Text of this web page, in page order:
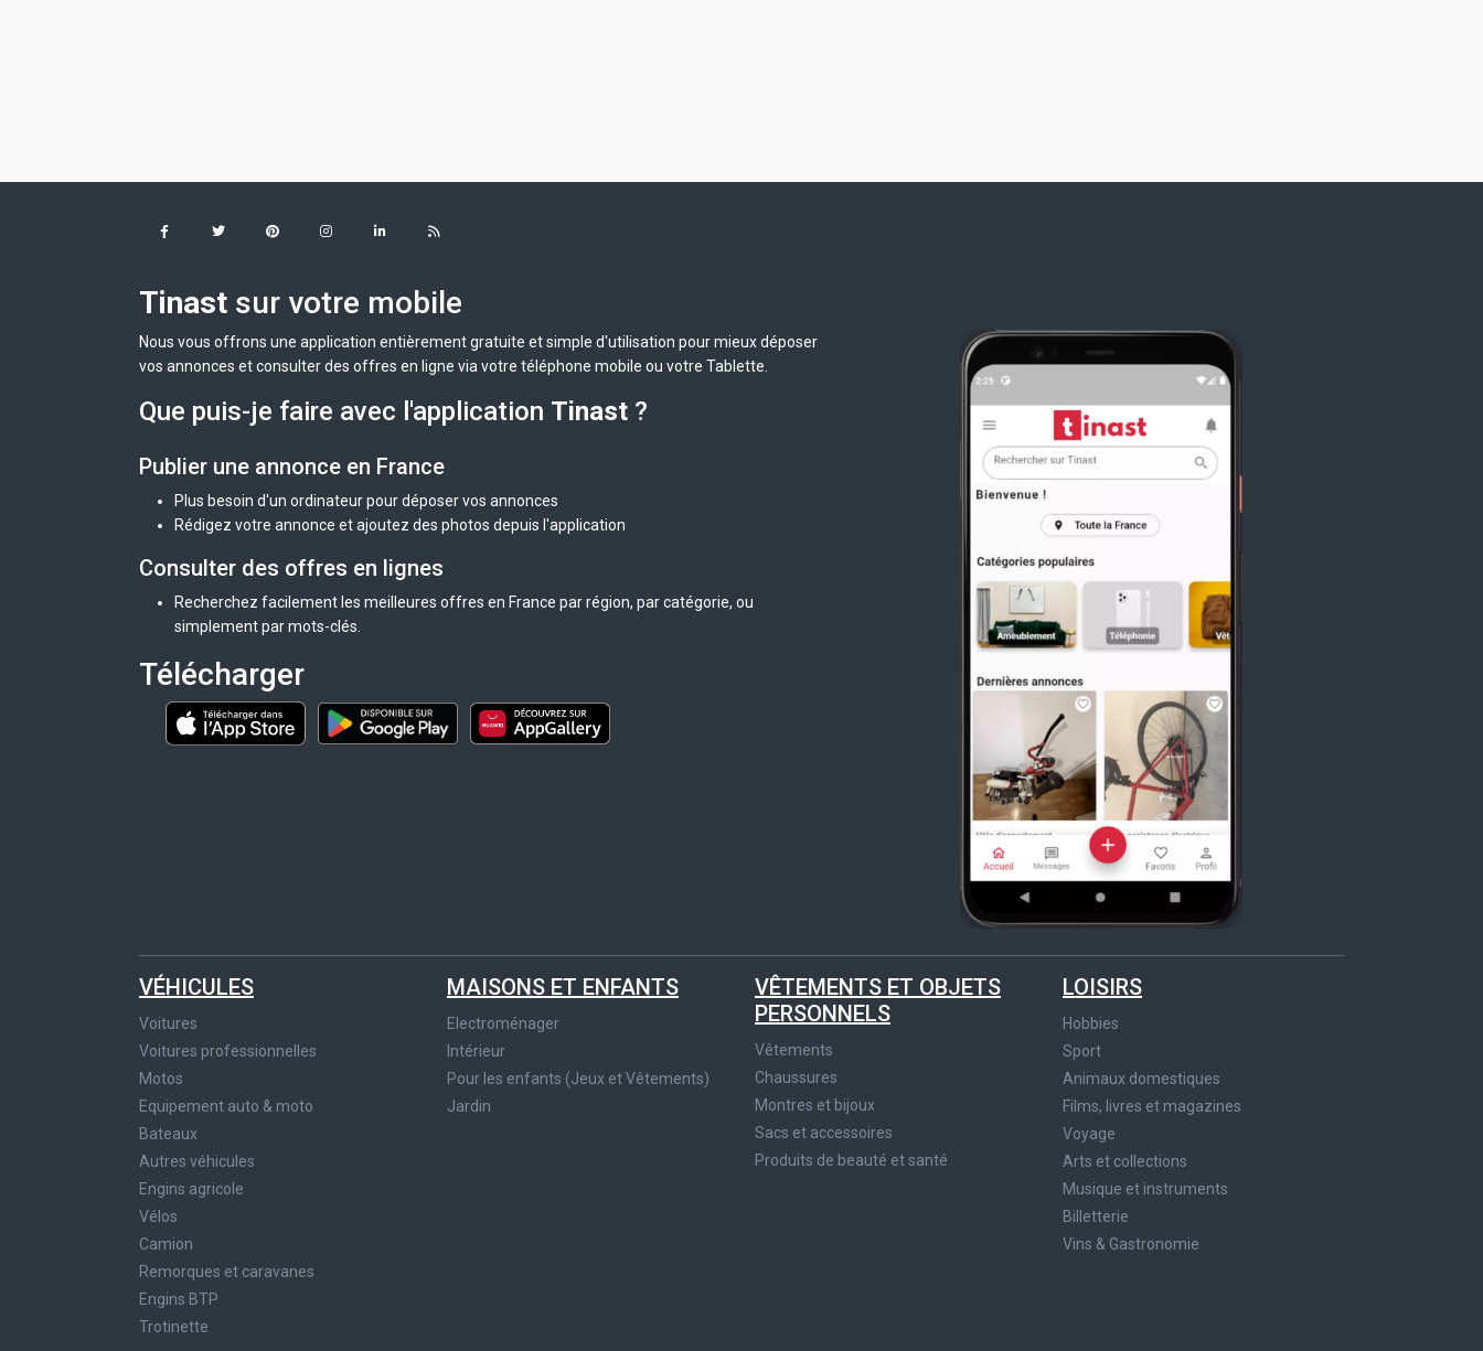
Tinast sur votre mobile
Nous vous offrons une application entièrement gratuite et simple d'utilisation pour mieux déposer
vos annonces et consulter des offres en ligne via votre téléphone mobile ou votre Tablette.
Que puis-je faire avec l'application Tinast ?
Publier une annonce en France
Plus besoin d'un ordinateur pour déposer vos annonces
Rédigez votre annonce et ajoutez des photos depuis l'application
Consulter des offres en lignes
Recherchez facilement les meilleures offres en France par région, par catégorie, ou
simplement par mots-clés.
Télécharger
VÉHICULES
Voitures
Voitures professionnelles
Motos
Equipement auto & moto
Bateaux
Autres véhicules
Engins agricole
Vélos
Camion
Remorques et caravanes
Engins BTP
Trotinette
MAISONS ET ENFANTS
Electroménager
Intérieur
Pour les enfants (Jeux et Vêtements)
Jardin
VÊTEMENTS ET OBJETS
PERSONNELS
Vêtements
Chaussures
Montres et bijoux
Sacs et accessoires
Produits de beauté et santé
LOISIRS
Hobbies
Sport
Animaux domestiques
Films, livres et magazines
Voyage
Arts et collections
Musique et instruments
Billetterie
Vins & Gastronomie